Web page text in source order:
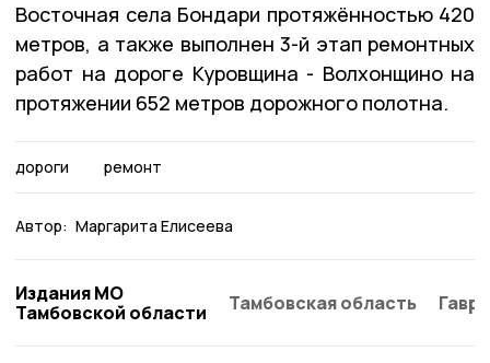
Восточная села Бондари протяжённостью 420
метров, а также выполнен 3-й этап ремонтных
работ на дороге Куровщина - Волхонщино на
протяжении 652 метров дорожного полотна.
дороги ремонт
Автор: Маргарита Елисеева
Издания МО
Тамбовской области
Тамбовская область